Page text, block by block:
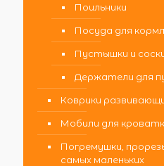
Поильники
Посуда для
Пустышки и
Держатели для
Коврики
Мобили для
Погремушки,
самых маленьких